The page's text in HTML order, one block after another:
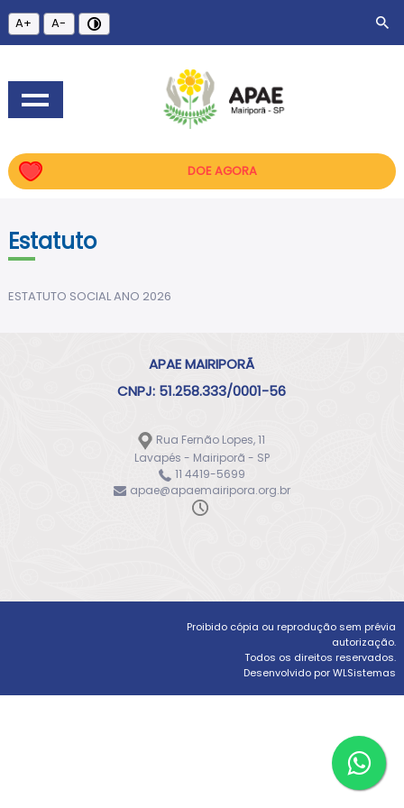
A+ A-
DOE AGORA
Estatuto
ESTATUTO SOCIAL ANO 2026
APAE MAIRIPORÃ
CNPJ: 51.258.333/0001-56
Rua Fernão Lopes, 11
Lavapés - Mairiporã - SP
11 4419-5699
apae@apaemairipora.org.br
Proibido cópia ou reprodução sem prévia
autorização.
Todos os direitos reservados.
Desenvolvido por WLSistemas